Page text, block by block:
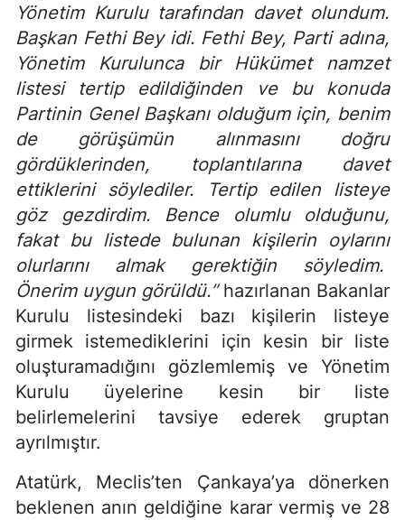
Yönetim Kurulu tarafından davet olundum.
Başkan Fethi Bey idi. Fethi Bey, Parti adına,
Yönetim Kurulunca bir Hükümet namzet
listesi tertip edildiğinden ve bu konuda
Partinin Genel Başkanı olduğum için, benim
de görüşümün alınmasını doğru
gördüklerinden, toplantılarına davet
ettiklerini söylediler. Tertip edilen listeye
göz gezdirdim. Bence olumlu olduğunu,
fakat bu listede bulunan kişilerin oylarını
olurlarını almak gerektiğin söyledim.
Önerim uygun görüldü.”hazırlanan Bakanlar
Kurulu listesindeki bazı kişilerin listeye
girmek istemediklerini için kesin bir liste
oluşturamadığını gözlemlemiş ve Yönetim
Kurulu üyelerine kesin bir liste
belirlemelerini tavsiye ederek gruptan
ayrılmıştır.
Atatürk, Meclis’ten Çankaya’ya dönerken
beklenen anın geldiğine karar vermiş ve 28